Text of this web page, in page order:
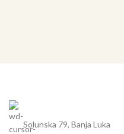
Solunska 79, Banja Luka